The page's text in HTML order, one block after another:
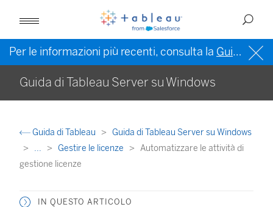
Per le informazioni più recenti, consulta la Guida di Tableau in inglese (Stati Uniti)
Guida di Tableau Server su Windows
Guida di Tableau
Guida di Tableau Server su Windows
...
Gestire le licenze
Automatizzare le attività di
gestione licenze
IN QUESTO ARTICOLO